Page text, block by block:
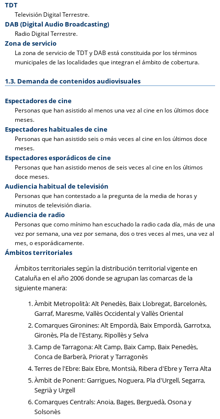
TDT
Televisión Digital Terrestre.
DAB (Digital Audio Broadcasting)
Radio Digital Terrestre.
Zona de servicio
La zona de servicio de TDT y DAB está constituida por los términos
municipales de las localidades que integran el ámbito de cobertura.
1.3. Demanda de contenidos audiovisuales
Espectadores de cine
Personas que han asistido al menos una vez al cine en los últimos doce
meses.
Espectadores habituales de cine
Personas que han asistido seis o más veces al cine en los últimos doce
meses.
Espectadores esporádicos de cine
Personas que han asistido menos de seis veces al cine en los últimos
doce meses.
Audiencia habitual de televisión
Personas que han contestado a la pregunta de la media de horas y
minutos de televisión diaria.
Audiencia de radio
Personas que como mínimo han escuchado la radio cada día, más de una
vez por semana, una vez por semana, dos o tres veces al mes, una vez al
mes, o esporádicamente.
Ámbitos territoriales
Ámbitos territoriales según la distribución territorial vigente en
Cataluña en el año 2006 donde se agrupan las comarcas de la
siguiente manera:
Àmbit Metropolità: Alt Penedès, Baix Llobregat, Barcelonès,
Garraf, Maresme, Vallès Occidental y Vallès Oriental
Comarques Gironines: Alt Empordà, Baix Empordà, Garrotxa,
Gironès, Pla de l'Estany, Ripollès y Selva
Camp de Tarragona: Alt Camp, Baix Camp, Baix Penedès,
Conca de Barberà, Priorat y Tarragonès
Terres de l'Ebre: Baix Ebre, Montsià, Ribera d'Ebre y Terra Alta
Àmbit de Ponent: Garrigues, Noguera, Pla d'Urgell, Segarra,
Segrià y Urgell
Comarques Centrals: Anoia, Bages, Berguedà, Osona y
Solsonès